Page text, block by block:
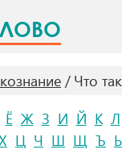
Что
Ё Ж З И Й К Л
Ц Ч Ш Щ Ъ